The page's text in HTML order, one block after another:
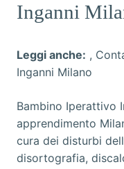
Inganni
Leggi anche: ,
Inganni Milano
Bambino Iperattivo
apprendimento
cura dei disturbi
disortografia,